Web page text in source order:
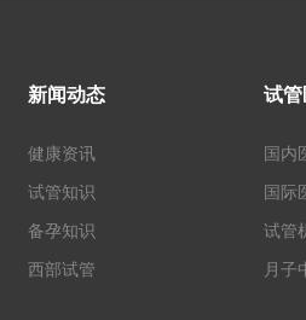
新闻动态
健康资讯
试管知识
备孕知识
西部试管
试
国内
国际
试管
月子